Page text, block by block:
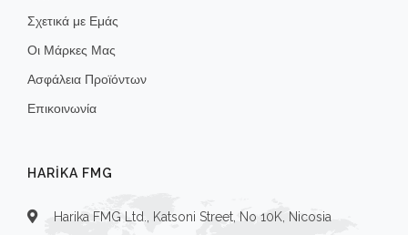
Σχετικά με Εμάς
Οι Μάρκες Μας
Ασφάλεια Προϊόντων
Επικοινωνία
HARIKA FMG
Harika FMG Ltd., Katsoni Street, No 10K, Nicosia